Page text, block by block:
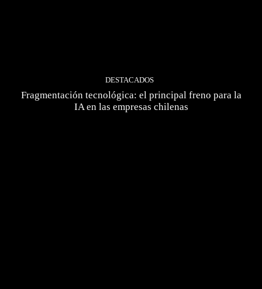
DESTACADOS
Fragmentación tecnológica: el principal freno para la
IA en las empresas chilenas